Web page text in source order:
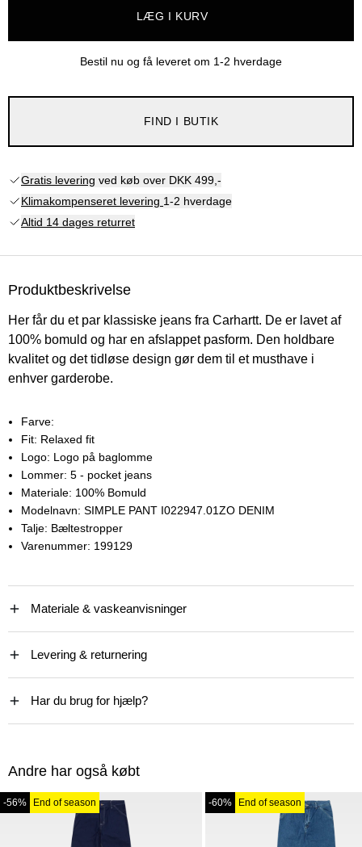
LÆG I KURV
Bestil nu og få leveret om 1-2 hverdage
FIND I BUTIK
Gratis levering ved køb over DKK 499,-
Klimakompenseret levering 1-2 hverdage
Altid 14 dages returret
Produktbeskrivelse
Her får du et par klassiske jeans fra Carhartt. De er lavet af
100% bomuld og har en afslappet pasform. Den holdbare
kvalitet og det tidløse design gør dem til et musthave i
enhver garderobe.
Farve:
Fit: Relaxed fit
Logo: Logo på baglomme
Lommer: 5 - pocket jeans
Materiale: 100% Bomuld
Modelnavn: SIMPLE PANT I022947.01ZO DENIM
Talje: Bæltestropper
Varenummer: 199129
Materiale & vaskeanvisninger
Levering & returnering
Har du brug for hjælp?
Andre har også købt
-56% End of season -60% End of season